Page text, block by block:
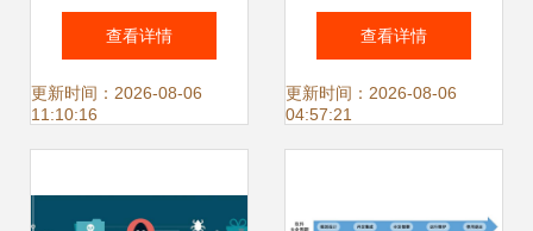
跟踪说‘再见’ TD
Tech F4智防手机
查看详情
更新时间：2026-08-06
11:10:16
发与APP开发的对
決 网络与信息安全
查看详情
更新时间：2026-08-06
04:57:21